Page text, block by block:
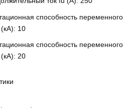
способность переменного
10
способность переменного
20